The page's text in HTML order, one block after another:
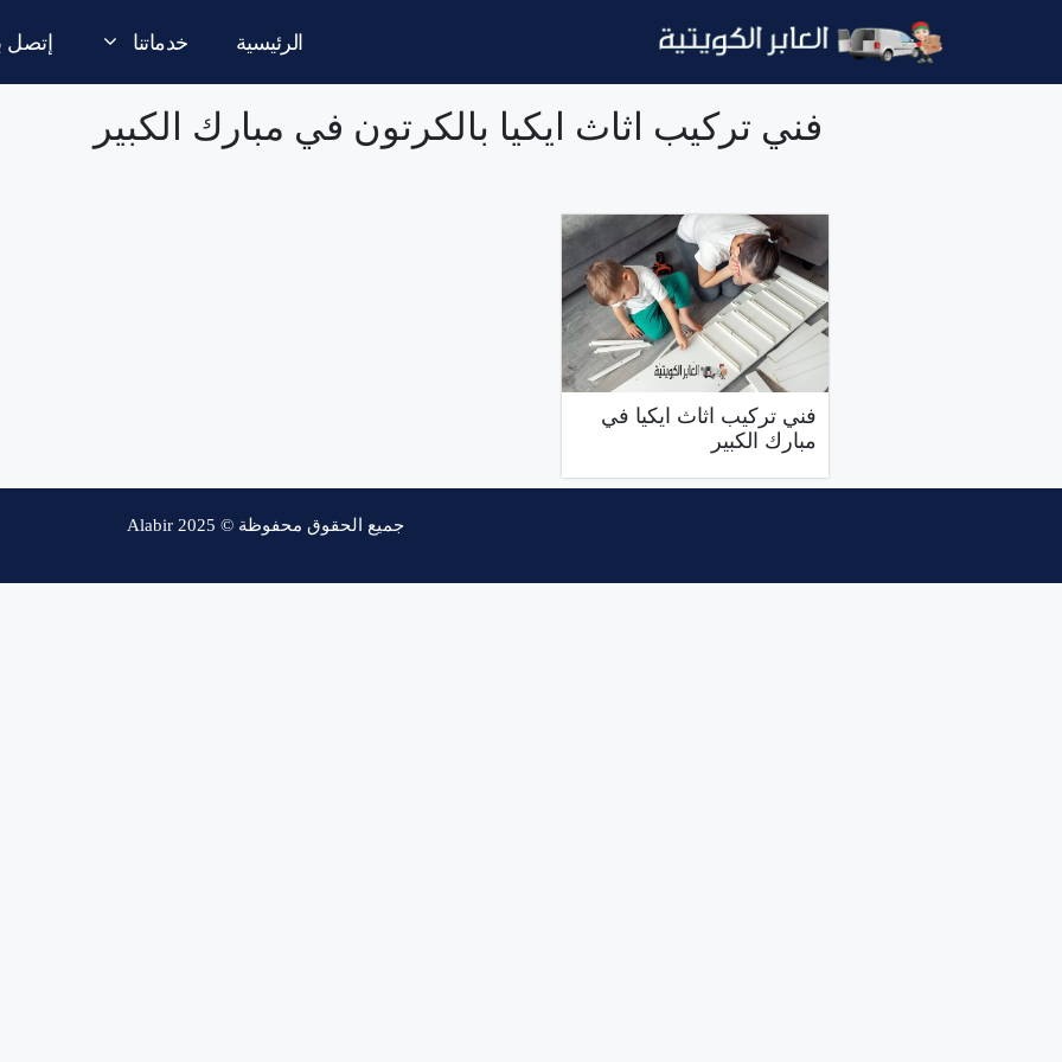
المحتوى
الرئيسية خدماتنا إتصل
فني تركيب اثاث ايكيا بالكرتون في مبارك الكبير
فني تركيب اثاث ايكيا في
مبارك الكبير
جميع الحقوق محفوظة © Alabir 2025